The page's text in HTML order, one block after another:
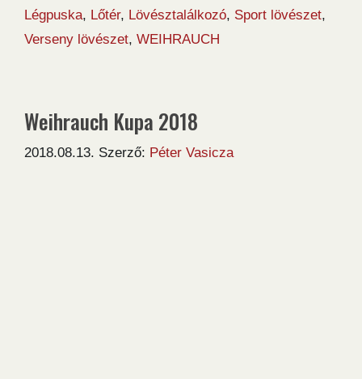
Légpuska, Lőtér, Lövésztalálkozó, Sport lövészet,
Verseny lövészet, WEIHRAUCH
Weihrauch Kupa 2018
2018.08.13. Szerző: Péter Vasicza